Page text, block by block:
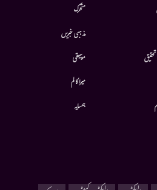
متحرك
مذہبی خبریں
موسيقى
میرا کالم
ہمسایہ